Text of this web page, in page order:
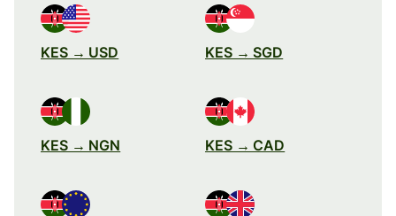
KES → USD KES → SGD
KES → NGN KES → CAD